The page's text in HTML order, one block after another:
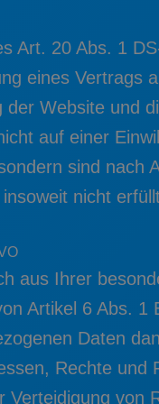
Art. 20 Abs. 1
eines
Website und
auf einer
sind
nicht
aus Ihrer
Artikel 6 Abs.
Daten
Rechte